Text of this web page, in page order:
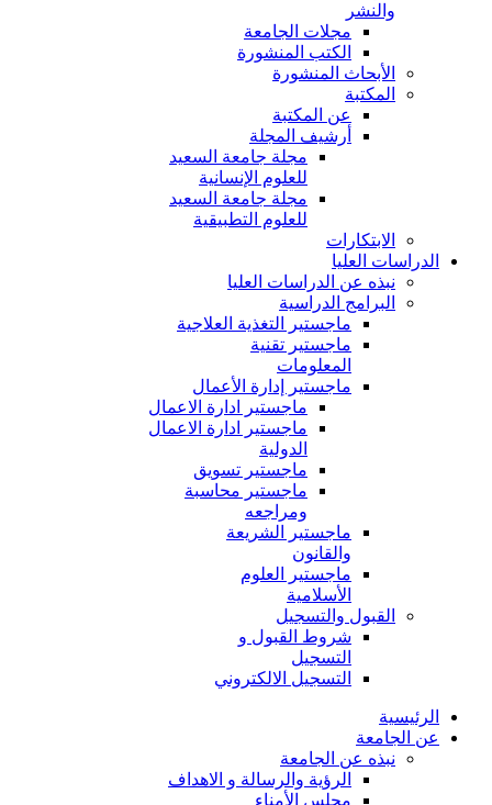
والنشر
مجلات الجامعة
الكتب المنشورة
الأبحاث المنشورة
المكتبة
عن المكتبة
أرشيف المجلة
مجلة جامعة السعيد
للعلوم الإنسانية
مجلة جامعة السعيد
للعلوم التطبيقية
الابتكارات
الدراسات العليا
نبذه عن الدراسات العليا
البرامج الدراسية
ماجستير التغذية العلاجية
ماجستير تقنية
المعلومات
ماجستير إدارة الأعمال
ماجستير ادارة الاعمال
ماجستير ادارة الاعمال
الدولية
ماجستير تسويق
ماجستير محاسبة
ومراجعه
ماجستير الشريعة
والقانون
ماجستير العلوم
الأسلامية
القبول والتسجيل
شروط القبول و
التسجيل
التسجيل الالكتروني
الرئيسية
عن الجامعة
نبذه عن الجامعة
الرؤية والرسالة و الاهداف
مجلس الأمناء